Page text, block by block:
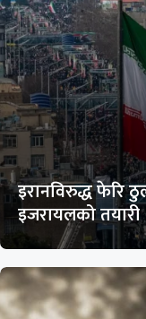
इरानविरुद्ध फेरि
इजरायलको तयारी